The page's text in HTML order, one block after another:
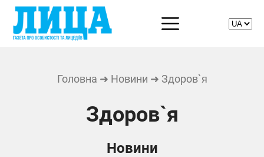
Головна ➜ Новини ➜ Здоров`я
Здоров`я
Новини